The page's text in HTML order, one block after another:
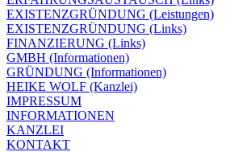
EXISTENZGRÜNDUNG (Leistungen)
EXISTENZGRÜNDUNG (Links)
FINANZIERUNG (Links)
GMBH (Informationen)
GRÜNDUNG (Informationen)
HEIKE WOLF (Kanzlei)
IMPRESSUM
INFORMATIONEN
KANZLEI
KONTAKT